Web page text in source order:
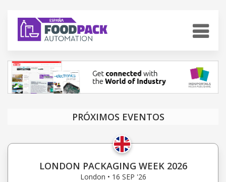
PRÓXIMOS EVENTOS
LONDON PACKAGING WEEK 2026
London • 16 SEP '26